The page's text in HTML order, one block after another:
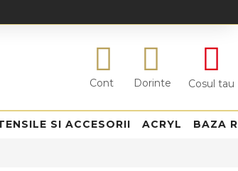
Cont Dorinte Cosul tau
SI ACCESORII ACRYL BAZA